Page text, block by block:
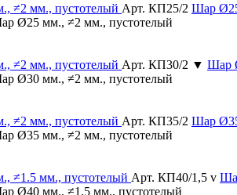
Арт. КП25/2 Шар
Ø25 мм., ≠2 мм., пустотелый
Арт. КП30/2 ▼ Шар
Ø30 мм., ≠2 мм., пустотелый
Арт. КП35/2 Шар
Ø35 мм., ≠2 мм., пустотелый
Арт. КП40/1,5 v
Ø40 мм., ≠1.5 мм., пустотелый